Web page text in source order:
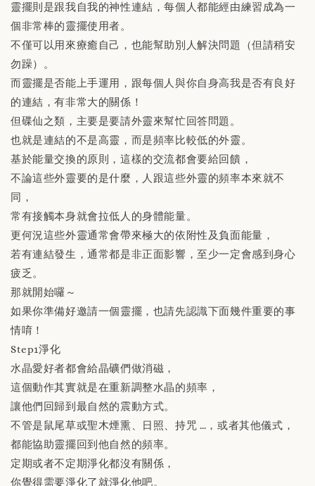
靈擺則是跟我自我的神性連結，每個人都能經由練習成為一
個非常棒的靈擺使用者。
不僅可以用來療癒自己，也能幫助別人解決問題（但請稍安
勿躁）。
而靈擺是否能上手運用，跟每個人與你自身高我是否有良好
的連結，有非常大的關係！
但碟仙之類，主要是要請外靈來幫忙回答問題。
也就是連結的不是高靈，而是頻率比較低的外靈。
基於能量交換的原則，這樣的交流都會要給回饋，
不論這些外靈要的是什麼，人跟這些外靈的頻率本來就不
同，
常有接觸本身就會拉低人的身體能量。
更何況這些外靈通常會帶來極大的依附性及負面能量，
若有連結發生，通常都是非正面影響，至少一定會感到身心
疲乏。
那就開始囉～
如果你準備好邀請一個靈擺，也請先認識下面幾件重要的事
情唷！
Step1淨化
水晶愛好者都會給晶礦們做消磁，
這個動作其實就是在重新調整水晶的頻率，
讓他們回歸到最自然的震動方式。
不管是鼠尾草或聖木煙熏、日照、持咒 …，或者其他儀式，
都能協助靈擺回到他自然的頻率。
定期或者不定期淨化都沒有關係，
你覺得需要淨化了就淨化他吧。